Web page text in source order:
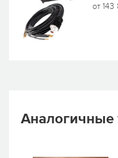
от 143
Аналогичные